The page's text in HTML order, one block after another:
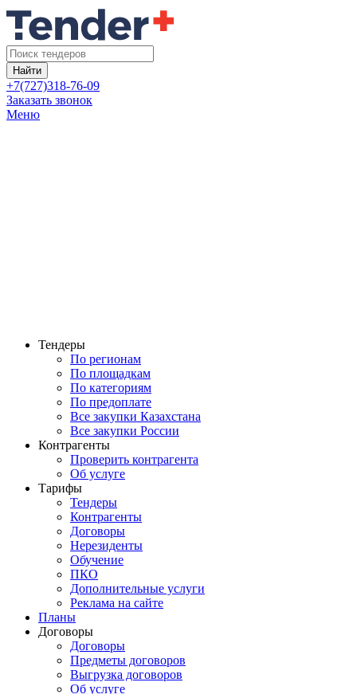
Найти
+7(727)318-76-09
Заказать звонок
Меню
Тендеры
По регионам
По площадкам
По категориям
По предоплате
Все закупки Казахстана
Все закупки России
Контрагенты
Проверить контрагента
Об услуге
Тарифы
Тендеры
Контрагенты
Договоры
Нерезиденты
Обучение
ПКО
Дополнительные услуги
Реклама на сайте
Планы
Договоры
Договоры
Предметы договоров
Выгрузка договоров
Об услуге